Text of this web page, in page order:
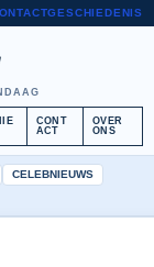
GESCHIEDENIS
CONT
ACT
OVER
ONS
CELEBNIEUWS